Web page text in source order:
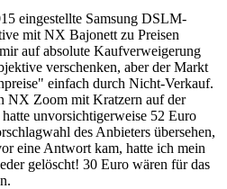
eingestellte Samsung DSLM-
mit NX Bajonett zu Preisen
auf absolute Kaufverweigerung
verschenken, aber der Markt
einfach durch Nicht-Verkauf.
NX Zoom mit Kratzern auf der
unvorsichtigerweise 52 Euro
des Anbieters übersehen,
eine Antwort kam, hatte ich mein
gelöscht! 30 Euro wären für das